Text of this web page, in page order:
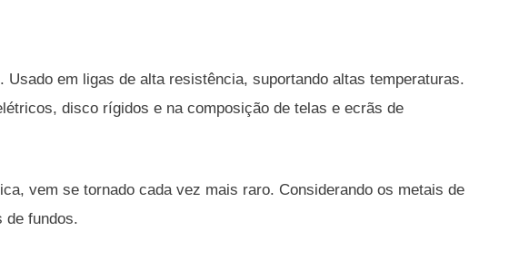
em ligas de alta resistência, suportando altas temperaturas.
disco rígidos e na composição de telas e ecrãs de
vem se tornado cada vez mais raro. Considerando os metais de
de fundos.